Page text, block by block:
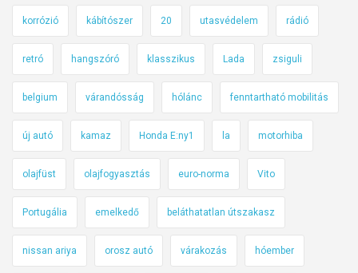
korrózió kábítószer 20 utasvédelem rádió
retró hangszóró klasszikus Lada zsiguli
belgium várandósság hólánc fenntartható mobilitás
új autó kamaz Honda E:ny1 la motorhiba
olajfüst olajfogyasztás euro-norma Vito
Portugália emelkedő beláthatatlan útszakasz
nissan ariya orosz autó várakozás hóember